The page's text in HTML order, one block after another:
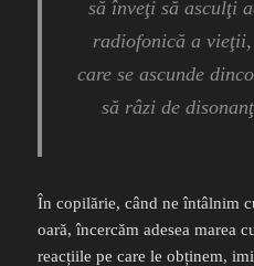
să înveţi să asculţi
radiofonică a
care se ascunde
să râzi de
În copilărie, când ne întâlnim
oară, încercăm adesea marea
reacțiile pe care le obținem,